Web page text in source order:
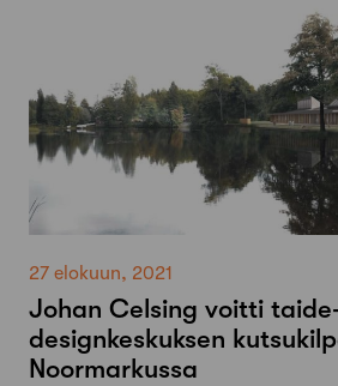
27 elokuun, 2021
Johan Celsing voitti
designkeskuksen
Noormarkussa